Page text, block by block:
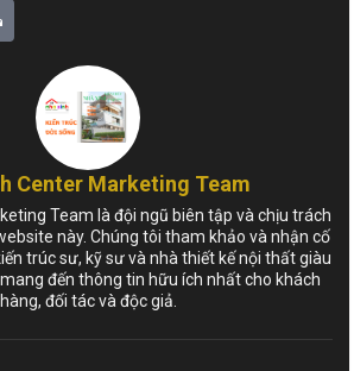
Center Marketing Team
Team là đội ngũ biên tập và chịu trách
này. Chúng tôi tham khảo và nhận cố
trúc sư, kỹ sư và nhà thiết kế nội thất giàu
đến thông tin hữu ích nhất cho khách
hàng, đối tác và độc giả.